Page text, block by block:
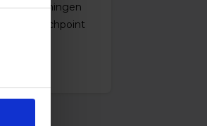
we trainingen
Het Matchpoint
-